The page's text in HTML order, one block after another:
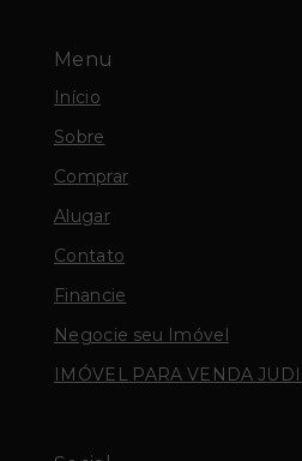
Menu
Início
Sobre
Comprar
Alugar
Contato
Financie
Negocie seu Imóvel
IMÓVEL PARA VENDA